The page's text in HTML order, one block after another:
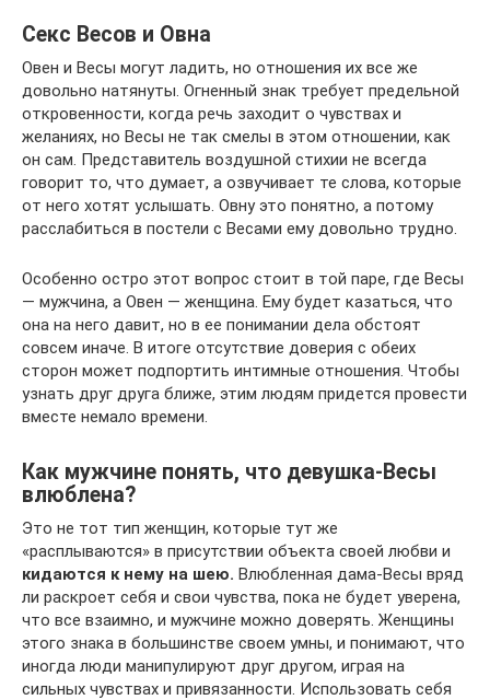
Секс Весов и Овна
Овен и Весы могут ладить, но отношения их все же
довольно натянуты. Огненный знак требует предельной
откровенности, когда речь заходит о чувствах и
желаниях, но Весы не так смелы в этом отношении, как
он сам. Представитель воздушной стихии не всегда
говорит то, что думает, а озвучивает те слова, которые
от него хотят услышать. Овну это понятно, а потому
расслабиться в постели с Весами ему довольно трудно.
Особенно остро этот вопрос стоит в той паре, где Весы
— мужчина, а Овен — женщина. Ему будет казаться, что
она на него давит, но в ее понимании дела обстоят
совсем иначе. В итоге отсутствие доверия с обеих
сторон может подпортить интимные отношения. Чтобы
узнать друг друга ближе, этим людям придется провести
вместе немало времени.
Как мужчине понять, что девушка-Весы
влюблена?
Это не тот тип женщин, которые тут же
«расплываются» в присутствии объекта своей любви и
кидаются к нему на шею. Влюбленная дама-Весы вряд
ли раскроет себя и свои чувства, пока не будет уверена,
что все взаимно, и мужчине можно доверять. Женщины
этого знака в большинстве своем умны, и понимают, что
иногда люди манипулируют друг другом, играя на
сильных чувствах и привязанности. Использовать себя